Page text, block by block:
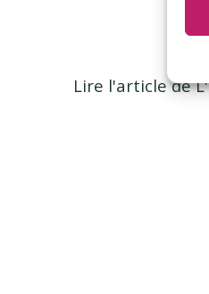
Lire l'article